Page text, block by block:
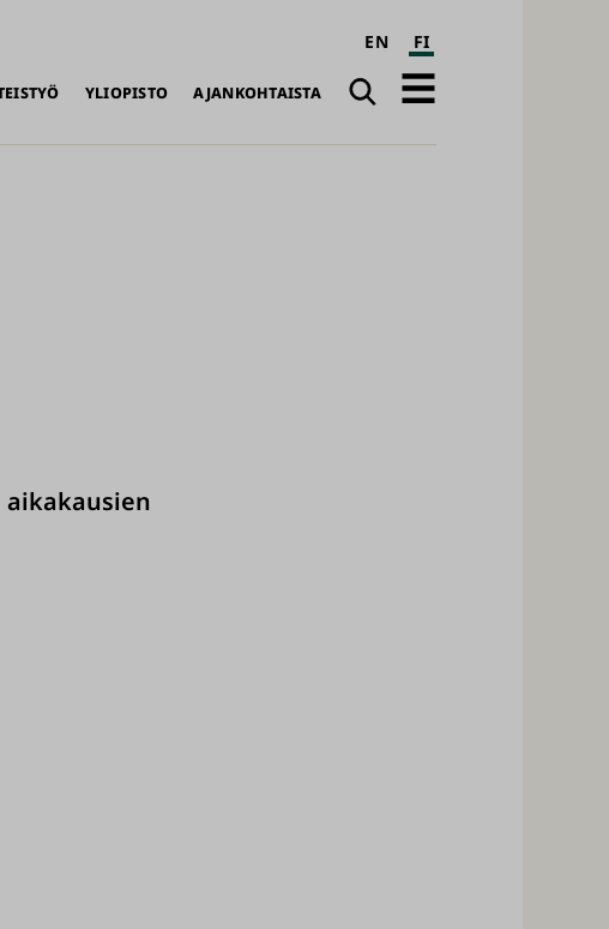
EN FI
YLIOPISTO AJANKOHTAISTA
Haku
Avaa